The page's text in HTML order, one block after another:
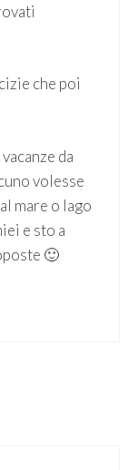
che poi
da
volesse
mare o lago
e sto a
🙂